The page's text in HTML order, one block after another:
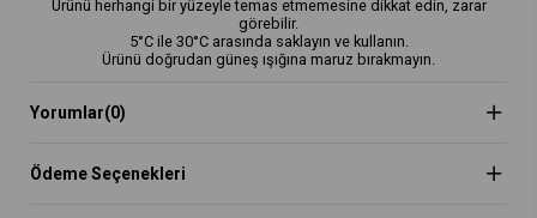
Ürünü herhangi bir yüzeyle temas etmemesine dikkat edin, zarar
görebilir.
5°C ile 30°C arasında saklayın ve kullanın.
Ürünü doğrudan güneş ışığına maruz bırakmayın.
Yorumlar(0)
Ödeme Seçenekleri